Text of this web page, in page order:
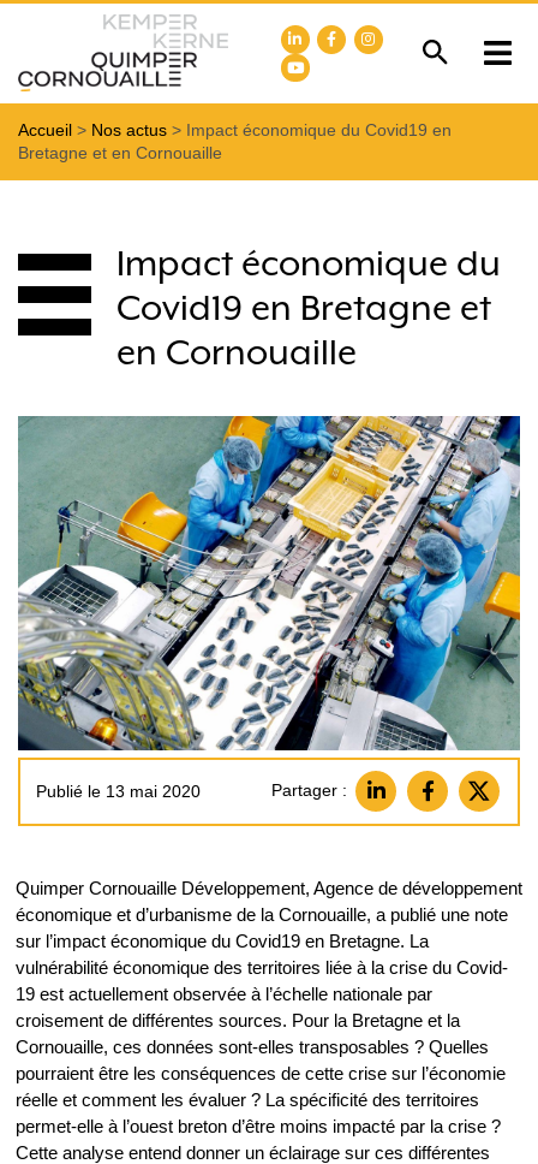
Accueil > Nos actus > Impact économique du Covid19 en
Bretagne et en Cornouaille
Impact économique du
Covid19 en Bretagne et
en Cornouaille
Publié le 13 mai 2020 Partager :
Quimper Cornouaille Développement, Agence de développement
économique et d’urbanisme de la Cornouaille, a publié une note
sur l’impact économique du Covid19 en Bretagne. La
vulnérabilité économique des territoires liée à la crise du Covid-
19 est actuellement observée à l’échelle nationale par
croisement de différentes sources. Pour la Bretagne et la
Cornouaille, ces données sont-elles transposables ? Quelles
pourraient être les conséquences de cette crise sur l’économie
réelle et comment les évaluer ? La spécificité des territoires
permet-elle à l’ouest breton d’être moins impacté par la crise ?
Cette analyse entend donner un éclairage sur ces différentes